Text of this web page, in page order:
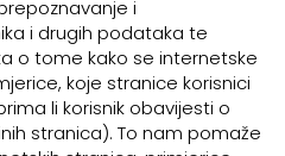
i
i drugih podataka te
o tome kako se internetske
koje stranice korisnici
li korisnik obavijesti o
stranica). To nam pomaže